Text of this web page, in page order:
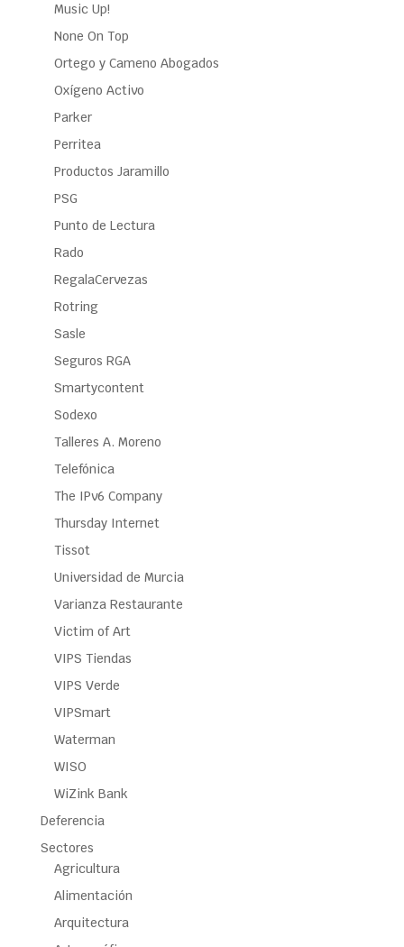
Music Up!
None On Top
Ortego y Cameno Abogados
Oxígeno Activo
Parker
Perritea
Productos Jaramillo
PSG
Punto de Lectura
Rado
RegalaCervezas
Rotring
Sasle
Seguros RGA
Smartycontent
Sodexo
Talleres A. Moreno
Telefónica
The IPv6 Company
Thursday Internet
Tissot
Universidad de Murcia
Varianza Restaurante
Victim of Art
VIPS Tiendas
VIPS Verde
VIPSmart
Waterman
WISO
WiZink Bank
Deferencia
Sectores
Agricultura
Alimentación
Arquitectura